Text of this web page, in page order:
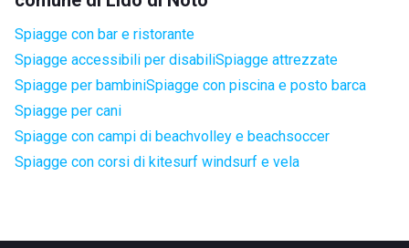
Spiagge con bar e ristorante
Spiagge accessibili per disabiliSpiagge attrezzate
Spiagge per bambiniSpiagge con piscina e posto barca
Spiagge per cani
Spiagge con campi di beachvolley e beachsoccer
Spiagge con corsi di kitesurf windsurf e vela